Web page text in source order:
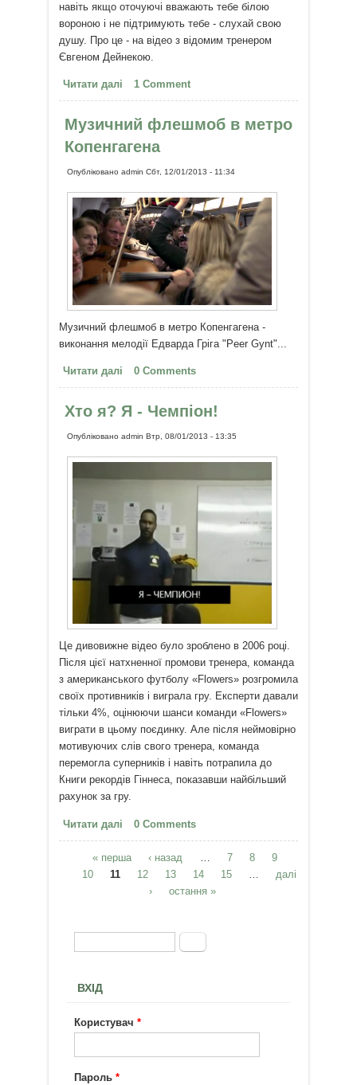
навіть якщо оточуючі вважають тебе білою
вороною і не підтримують тебе - слухай свою
душу. Про це - на відео з відомим тренером
Євгеном Дейнекою.
Читати далі про Не бійся бути самим собою
1 Comment
Музичний флешмоб в метро
Копенгагена
Опублікованоadmin Сбт, 12/01/2013 - 11:34
Музичний флешмоб в метро Копенгагена -
виконання мелодії Едварда Гріга "Peer Gynt"...
Читати далі про Музичний флешмоб в метро
Копенгагена
0 Comments
Хто я? Я - Чемпіон!
Опублікованоadmin Втр, 08/01/2013 - 13:35
Це дивовижне відео було зроблено в 2006 році.
Після цієї натхненної промови тренера, команда
з американського футболу «Flowers» розгромила
своїх противників і виграла гру. Експерти давали
тільки 4%, оцінюючи шанси команди «Flowers»
виграти в цьому поєдинку. Але після неймовірно
мотивуючих слів свого тренера, команда
перемогла суперників і навіть потрапила до
Книги рекордів Гіннеса, показавши найбільший
рахунок за гру.
Читати далі про Хто я? Я - Чемпіон!
0 Comments
Сторінки
« перша ‹ назад 7 8
9
10
11 12 13 14 15
далі
›
остання »
Пошукова форма
Пошук
ВХІД
Користувач*
Пароль*